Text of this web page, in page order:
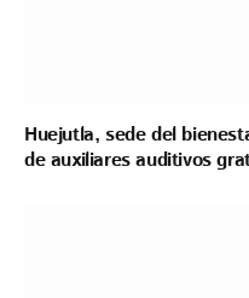
Huejutla, sede del
de auxiliares auditivos